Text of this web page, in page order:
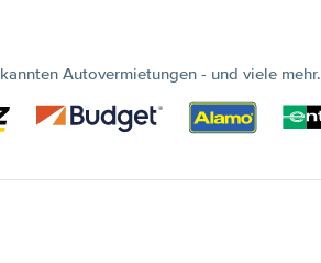
Autovermietungen - und viele mehr.